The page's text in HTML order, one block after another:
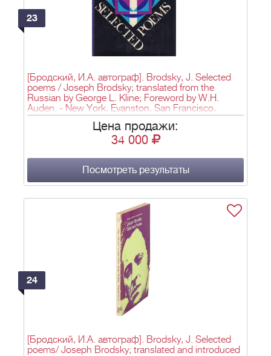
23
[Бродский, И.А. автограф]. Brodsky, J. Selected
poems / Joseph Brodsky; translated from the
Russian by George L. Kline; Foreword by W.H.
Auden. - New York, Evanston, San Francisco,
London: Harper & Row, Publishers, 1973. - 172 p. -
Цена продажи:
34 000
Посмотреть результаты
24
[Бродский, И.А. автограф]. Brodsky, J. Selected
poems/ Joseph Brodsky; translated and introduced